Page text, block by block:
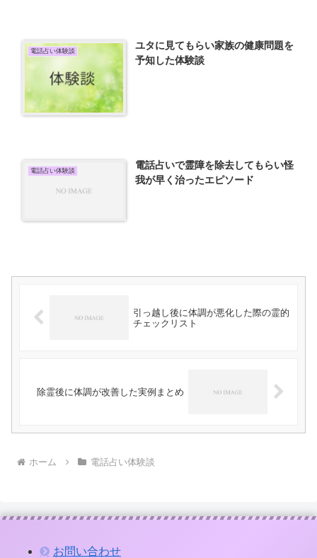
電話占い体験談
ユタに見てもらい家族の健康問題を
予知した体験談
電話占い体験談
電話占いで霊障を除去してもらい怪
我が早く治ったエピソード
引っ越し後に体調が悪化した際の霊的
チェックリスト
除霊後に体調が改善した実例まとめ
ホーム 電話占い体験談
お問い合わせ